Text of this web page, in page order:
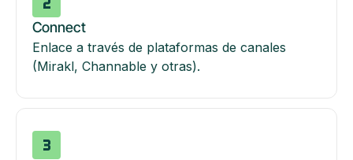
Connect
Enlace a través de plataformas de canales
(Mirakl, Channable y otras).